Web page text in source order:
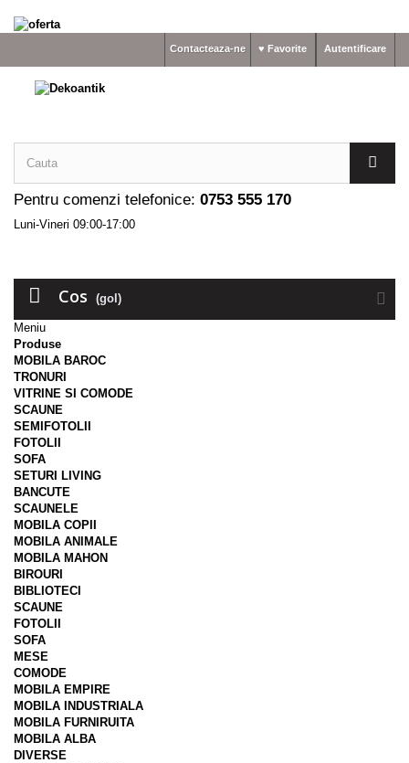
Autentificare
♥ Favorite
Contacteaza-ne
Pentru comenzi telefonice: 0753 555 170
Luni-Vineri 09:00-17:00
Cos (gol)
Meniu
Produse
MOBILA BAROC
TRONURI
VITRINE SI COMODE
SCAUNE
SEMIFOTOLII
FOTOLII
SOFA
SETURI LIVING
BANCUTE
SCAUNELE
MOBILA COPII
MOBILA ANIMALE
MOBILA MAHON
BIROURI
BIBLIOTECI
SCAUNE
FOTOLII
SOFA
MESE
COMODE
MOBILA EMPIRE
MOBILA INDUSTRIALA
MOBILA FURNIRUITA
MOBILA ALBA
DIVERSE